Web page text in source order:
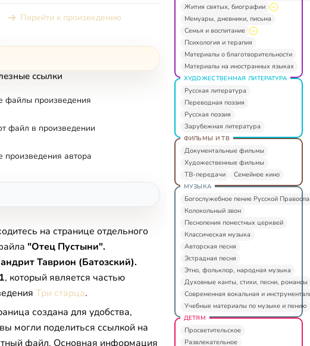
Перейти к произведению
ссылки
файлы произведения
файл в произведении
произведения автора
на странице отдельного
"Отец Пустыни".
Таврион (Батозский).
, который является частью
Три старца.
создана для удобства,
могли поделиться ссылкой на
файл. Основная информация
Жития святых, биографии
Мемуары, дневники, письма
Семья и воспитание
Психология и терапия
Материалы о благотворительности
Материалы на иностранных языках
ХУДОЖЕСТВЕННАЯ ЛИТЕРАТУРА
Русская литература
Переводная поэзия
Русская поэзия
Зарубежная литература
ФИЛЬМЫ И ТВ
Документальные фильмы
Художественные фильмы
ТВ-передачи
Семейное кино
МУЗЫКА
Богослужебное пение Русской
Колокольный звон
Песнопения поместных церквей
Классическая музыка
Авторская песня
Эстрадная песня
Этно, фольклор, народная музыка
Духовные канты, стихи, песни, романсы
Современная вокальная и
Учебные материалы по музыке и пению
ДЕТЯМ
Просветительское
Развлекательное